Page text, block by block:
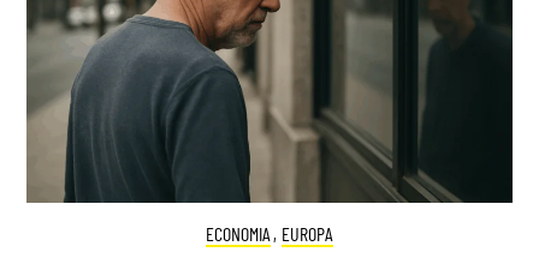
ECONOMIA , EUROPA